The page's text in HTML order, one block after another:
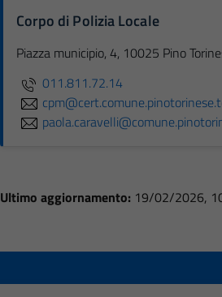
Corpo di Polizia Locale
Piazza municipio, 4, 10025 Pino
011.811.72.14
Ultimo aggiornamento: 19/02/2026,